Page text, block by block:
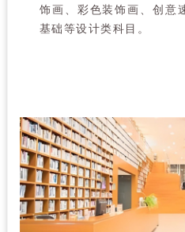
饰画、彩色装饰画、创意
基础等设计类科目。